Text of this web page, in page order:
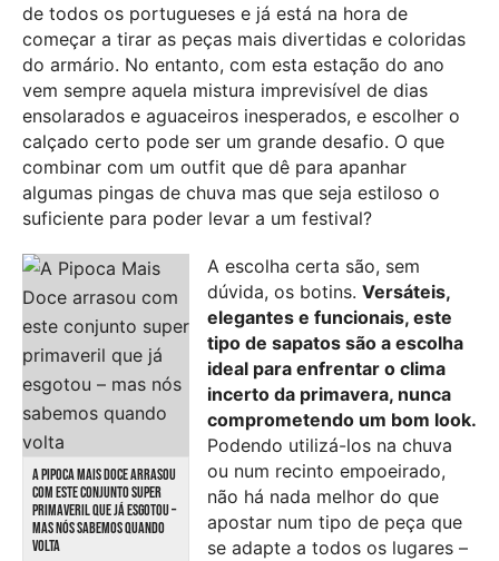
de todos os portugueses e já está na hora de
começar a tirar as peças mais divertidas e coloridas
do armário. No entanto, com esta estação do ano
vem sempre aquela mistura imprevisível de dias
ensolarados e aguaceiros inesperados, e escolher o
calçado certo pode ser um grande desafio. O que
combinar com um outfit que dê para apanhar
algumas pingas de chuva mas que seja estiloso o
suficiente para poder levar a um festival?
A PIPOCA MAIS DOCE ARRASOU
COM ESTE CONJUNTO SUPER
PRIMAVERIL QUE JÁ ESGOTOU –
MAS NÓS SABEMOS QUANDO
VOLTA
A escolha certa são, sem
dúvida, os botins. Versáteis,
elegantes e funcionais, este
tipo de sapatos são a escolha
ideal para enfrentar o clima
incerto da primavera, nunca
comprometendo um bom look.
Podendo utilizá-los na chuva
ou num recinto empoeirado,
não há nada melhor do que
apostar num tipo de peça que
se adapte a todos os lugares –